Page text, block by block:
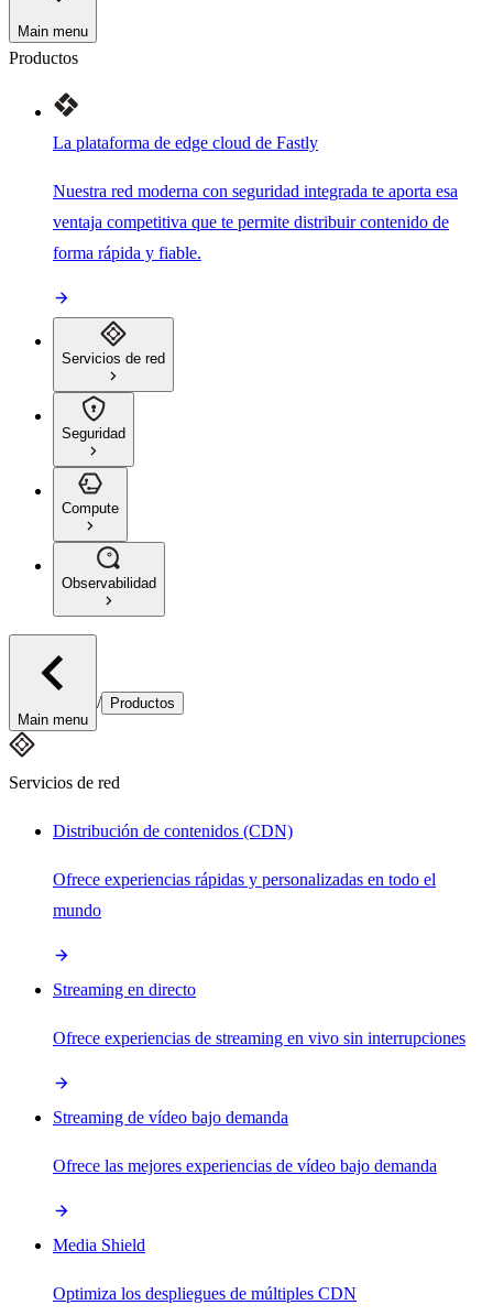
Main menu
Productos
La plataforma de edge cloud de Fastly
Nuestra red moderna con seguridad integrada te aporta esa
ventaja competitiva que te permite distribuir contenido de
forma rápida y fiable.
Servicios de red
Seguridad
Compute
Observabilidad
Main menu
/ Productos
Servicios de red
Distribución de contenidos (CDN)
Ofrece experiencias rápidas y personalizadas en todo el
mundo
Streaming en directo
Ofrece experiencias de streaming en vivo sin interrupciones
Streaming de vídeo bajo demanda
Ofrece las mejores experiencias de vídeo bajo demanda
Media Shield
Optimiza los despliegues de múltiples CDN